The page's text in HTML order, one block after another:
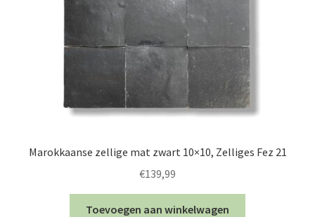
Marokkaanse zellige mat zwart 10×10, Zelliges Fez 21
€139,99
Toevoegen aan winkelwagen